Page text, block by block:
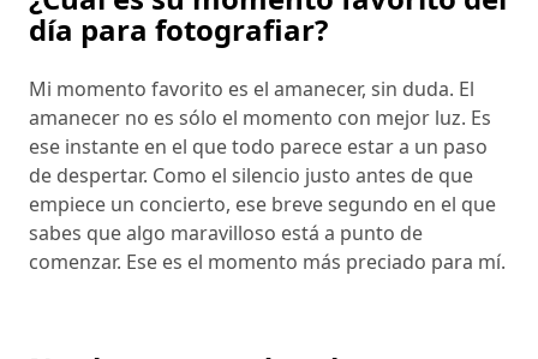
día para fotografiar?
Mi momento favorito es el amanecer, sin duda. El
amanecer no es sólo el momento con mejor luz. Es
ese instante en el que todo parece estar a un paso
de despertar. Como el silencio justo antes de que
empiece un concierto, ese breve segundo en el que
sabes que algo maravilloso está a punto de
comenzar. Ese es el momento más preciado para mí.